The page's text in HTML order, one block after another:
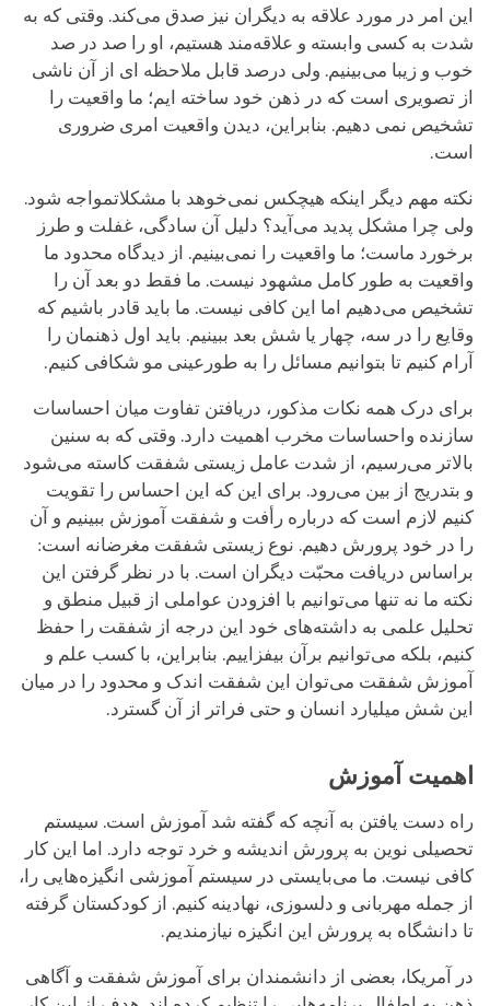
این امر در مورد علاقه به دیگران نیز صدق می‌کند. وقتی که به
شدت به کسی وابسته و علاقه‌مند هستیم، او را صد در صد
خوب و زیبا می‌بینیم. ولی درصد قابل ملاحظه ای از آن ناشی
از تصویری است که در ذهن خود ساخته ایم؛ ما واقعیت را
تشخیص نمی دهیم. بنابراین، دیدن واقعیت امری ضروری
است.
نکته مهم دیگر اینکه هیچکس نمی‌خوهد با مشکلاتمواجه شود.
ولی چرا مشکل پدید می‌آید؟ دلیل آن سادگی، غفلت و طرز
برخورد ماست؛ ما واقعیت را نمی‌بینیم. از دیدگاه محدود ما
واقعیت به طور کامل مشهود نیست. ما فقط دو بعد آن را
تشخیص می‌دهیم اما این کافی نیست. ما باید قادر باشیم که
وقایع را در سه، چهار یا شش بعد ببینیم. باید اول ذهنمان را
آرام کنیم تا بتوانیم مسائل را به طورعینی مو شکافی کنیم.
برای درک همه نکات مذکور، دریافتن تفاوت میان احساسات
سازنده واحساسات مخرب اهمیت دارد. وقتی که به سنین
بالاتر می‌رسیم، از شدت عامل زیستی شفقت کاسته می‌شود
و بتدریج از بین می‌رود. برای این که این احساس را تقویت
کنیم لازم است که درباره رأفت و شفقت آموزش ببینیم و آن
را در خود پرورش دهیم. نوع زیستی شفقت مغرضانه است:
براساس دریافت محبّت دیگران است. با در نظر گرفتن این
نکته ما نه تنها می‌توانیم با افزودن عواملی از قبیل منطق و
تحلیل علمی به داشته‌های خود این درجه از شفقت را حفظ
کنیم، بلکه می‌توانیم برآن بیفزاییم. بنابراین، با کسب علم و
آموزش شفقت می‌توان این شفقت اندک و محدود را در میان
این شش میلیارد انسان و حتی فراتر از آن گسترد.
اهمیت آموزش
راه دست یافتن به آنچه که گفته شد آموزش است. سیستم
تحصیلی نوین به پرورش اندیشه و خرد توجه دارد. اما این کار
کافی نیست. ما می‌بایستی در سیستم آموزشی انگیزه‌هایی را،
از جمله مهربانی و دلسوزی، نهادینه کنیم. از کودکستان گرفته
تا دانشگاه به پرورش این انگیزه نیازمندیم.
در آمریکا، بعضی از دانشمندان برای آموزش شفقت و آگاهی